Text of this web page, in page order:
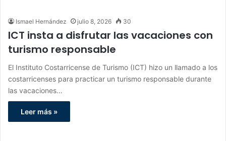
Ismael Hernández julio 8, 2026 30
ICT insta a disfrutar las vacaciones con
turismo responsable
El Instituto Costarricense de Turismo (ICT) hizo un llamado a los
costarricenses para practicar un turismo responsable durante
las vacaciones…
Leer más »